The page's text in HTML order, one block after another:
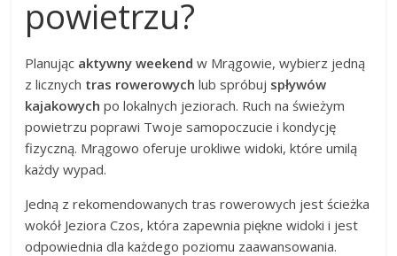
powietrzu?
Planując aktywny weekend w Mrągowie, wybierz jedną
z licznych tras rowerowych lub spróbuj spływów
kajakowych po lokalnych jeziorach. Ruch na świeżym
powietrzu poprawi Twoje samopoczucie i kondycję
fizyczną. Mrągowo oferuje urokliwe widoki, które umilą
każdy wypad.
Jedną z rekomendowanych tras rowerowych jest ścieżka
wokół Jeziora Czos, która zapewnia piękne widoki i jest
odpowiednia dla każdego poziomu zaawansowania.